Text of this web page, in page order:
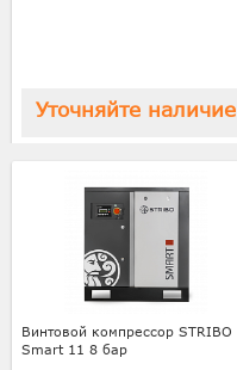
Уточняйте наличие
Винтовой компрессор STRIBO
Smart 11 8 бар